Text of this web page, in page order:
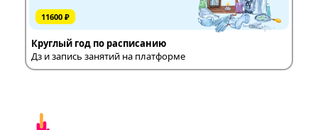
11600 ₽
Круглый год по расписанию
Дз и запись занятий на платформе